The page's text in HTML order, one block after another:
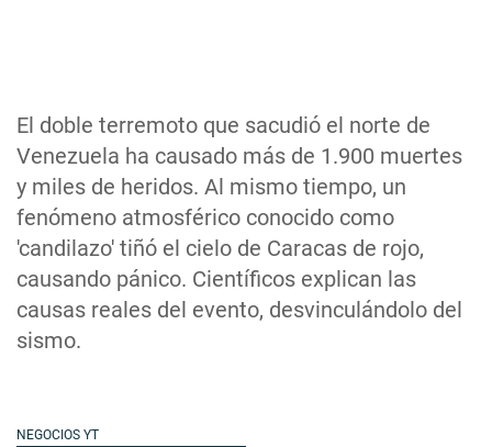
El doble terremoto que sacudió el norte de
Venezuela ha causado más de 1.900 muertes
y miles de heridos. Al mismo tiempo, un
fenómeno atmosférico conocido como
'candilazo' tiñó el cielo de Caracas de rojo,
causando pánico. Científicos explican las
causas reales del evento, desvinculándolo del
sismo.
NEGOCIOS YT